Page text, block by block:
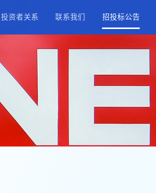
精品影视
网络电影
精品剧集
精品微短剧
大型活动 投资
IR
投资者